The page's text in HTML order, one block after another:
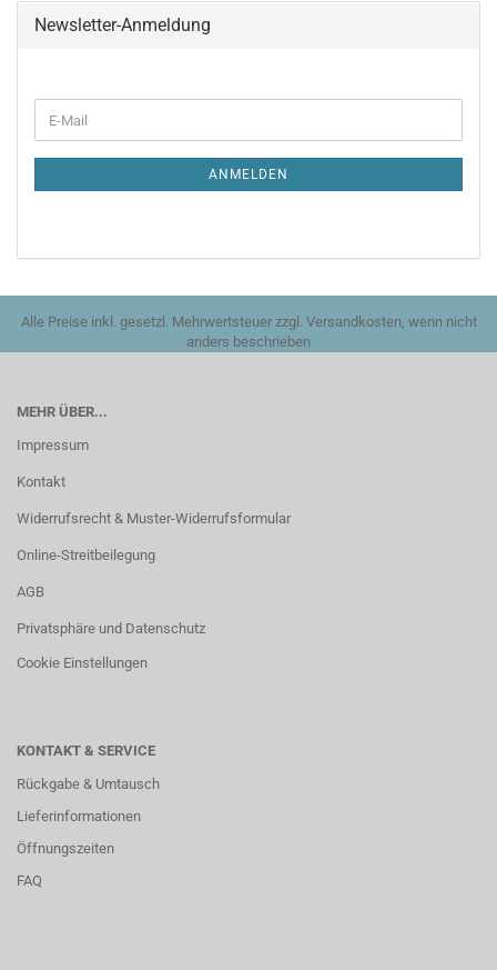
Newsletter-Anmeldung
ZUR
E-
Mail
ANMELDEN
Alle Preise inkl. gesetzl. Mehrwertsteuer zzgl. Versandkosten, wenn nicht
anders beschrieben
MEHR ÜBER...
Impressum
Kontakt
Widerrufsrecht & Muster-Widerrufsformular
Online-Streitbeilegung
AGB
Privatsphäre und Datenschutz
Cookie Einstellungen
KONTAKT & SERVICE
Rückgabe & Umtausch
Lieferinformationen
Öffnungszeiten
FAQ